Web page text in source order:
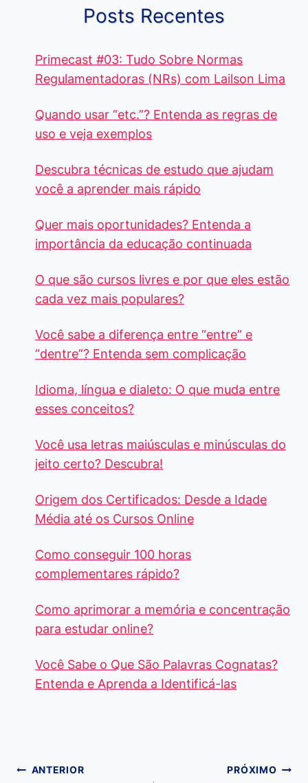
Posts Recentes
Primecast #03: Tudo Sobre Normas
Regulamentadoras (NRs) com Lailson Lima
Quando usar “etc.”? Entenda as regras de
uso e veja exemplos
Descubra técnicas de estudo que ajudam
você a aprender mais rápido
Quer mais oportunidades? Entenda a
importância da educação continuada
O que são cursos livres e por que eles estão
cada vez mais populares?
Você sabe a diferença entre “entre” e
“dentre”? Entenda sem complicação
Idioma, língua e dialeto: O que muda entre
esses conceitos?
Você usa letras maiúsculas e minúsculas do
jeito certo? Descubra!
Origem dos Certificados: Desde a Idade
Média até os Cursos Online
Como conseguir 100 horas
complementares rápido?
Como aprimorar a memória e concentração
para estudar online?
Você Sabe o Que São Palavras Cognatas?
Entenda e Aprenda a Identificá-las
Navegação
ANTERIOR PRÓXIMO